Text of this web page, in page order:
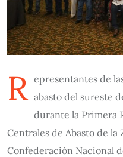
R epresentantes de
abasto del sureste
durante la Primera
Centrales de Abasto de la
Confederación Nacional